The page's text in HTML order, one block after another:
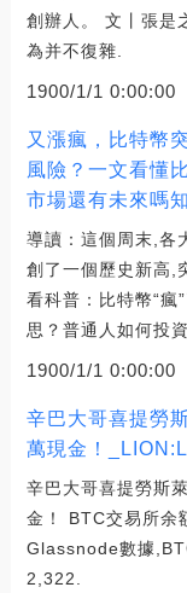
創辦人。 文丨張是
為并不復雜.
1900/1/1 0:00:00
又漲瘋，比特幣
風險？一文看懂
市場還有未來嗎
導讀：這個周末,各
創了一個歷史新高,
看科普：比特幣“瘋
思？普通人如何投
1900/1/1 0:00:00
辛巴大哥喜提勞
萬現金！
辛巴大哥喜提勞斯
金！ BTC交易所余
Glassnode數據
2,322.